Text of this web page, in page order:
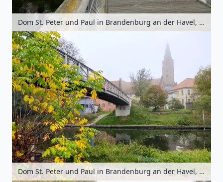
Dom St. Peter und Paul in Brandenburg an der Havel, Havelland, Brandenburg, Deutschland
Dom St. Peter und Paul in Brandenburg an der Havel, Havelland, Brandenburg, Deutschland